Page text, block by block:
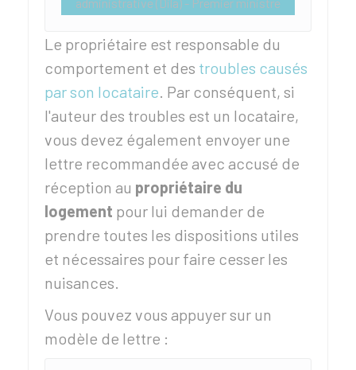
Le propriétaire est responsable du
comportement et des troubles causés
par son locataire. Par conséquent, si
l'auteur des troubles est un locataire,
vous devez également envoyer une
lettre recommandée avec accusé de
réception au propriétaire du
logement pour lui demander de
prendre toutes les dispositions utiles
et nécessaires pour faire cesser les
nuisances.
Vous pouvez vous appuyer sur un
modèle de lettre :